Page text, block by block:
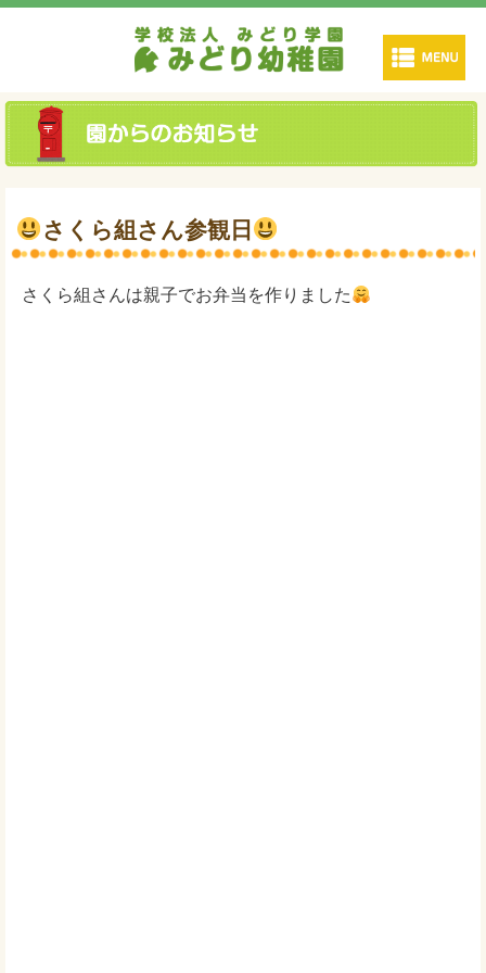
さくら組さん参観日
さくら組さんは親子でお弁当を作りました